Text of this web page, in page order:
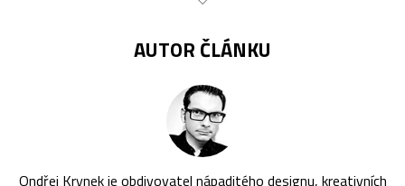
AUTOR ČLÁNKU
Ondřej Krynek je obdivovatel nápaditého designu, kreativních